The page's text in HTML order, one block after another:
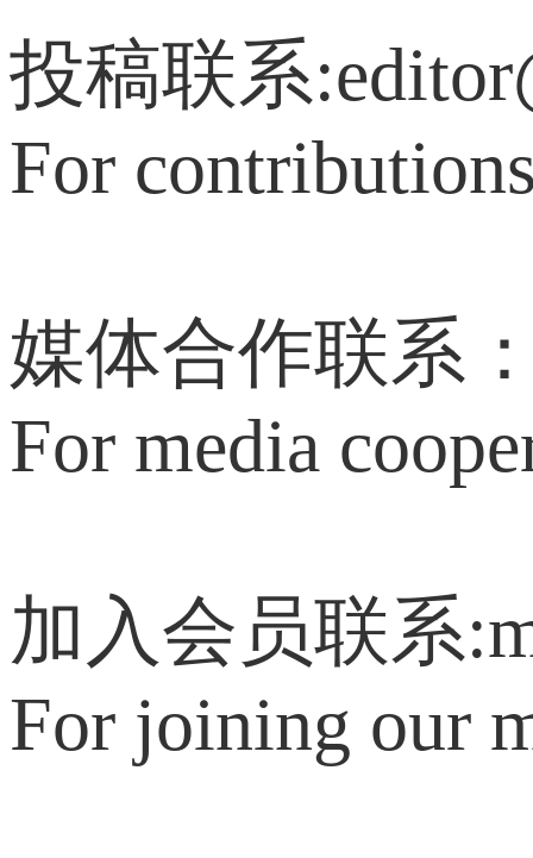
投稿联系
For
媒体合作联系
For media
加入会员联系
For joining our